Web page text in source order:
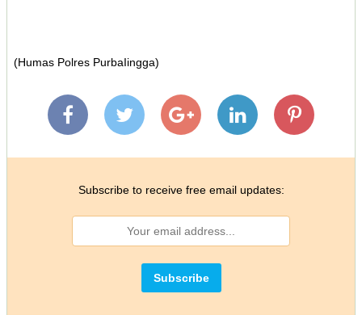
(Humas Polres PurbaIingga)
Subscribe to receive free email updates: